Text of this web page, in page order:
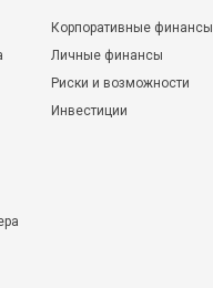
Корпоративные финансы
Личные финансы
Риски и возможности
Инвестиции